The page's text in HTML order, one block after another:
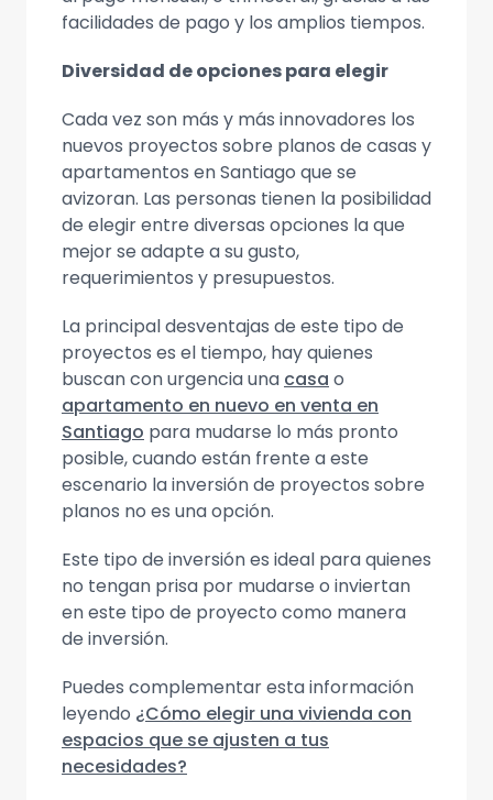
facilidades de pago y los amplios tiempos.
Diversidad de opciones para elegir
Cada vez son más y más innovadores los
nuevos proyectos sobre planos de casas y
apartamentos en Santiago que se
avizoran. Las personas tienen la posibilidad
de elegir entre diversas opciones la que
mejor se adapte a su gusto,
requerimientos y presupuestos.
La principal desventajas de este tipo de
proyectos es el tiempo, hay quienes
buscan con urgencia una casa o
apartamento en nuevo en venta en
Santiago para mudarse lo más pronto
posible, cuando están frente a este
escenario la inversión de proyectos sobre
planos no es una opción.
Este tipo de inversión es ideal para quienes
no tengan prisa por mudarse o inviertan
en este tipo de proyecto como manera
de inversión.
Puedes complementar esta información
leyendo ¿Cómo elegir una vivienda con
espacios que se ajusten a tus
necesidades?